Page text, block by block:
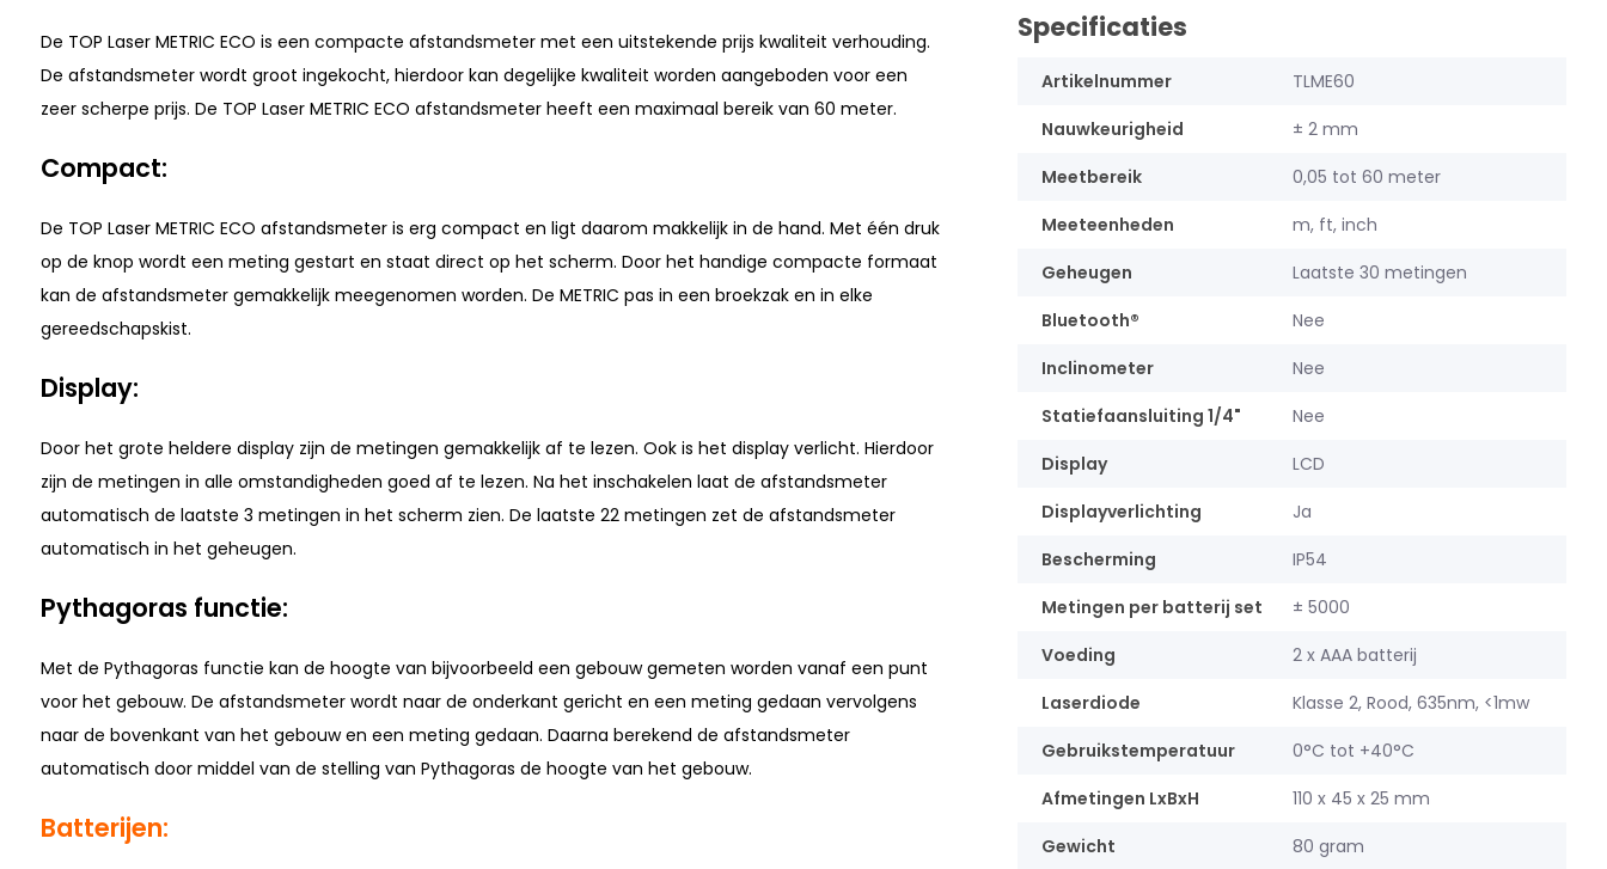
De TOP Laser METRIC ECO is een compacte afstandsmeter met een uitstekende prijs kwaliteit verhouding.
De afstandsmeter wordt groot ingekocht, hierdoor kan degelijke kwaliteit worden aangeboden voor een
zeer scherpe prijs. De TOP Laser METRIC ECO afstandsmeter heeft een maximaal bereik van 60 meter.
Compact:
De TOP Laser METRIC ECO afstandsmeter is erg compact en ligt daarom makkelijk in de hand. Met één druk
op de knop wordt een meting gestart en staat direct op het scherm. Door het handige compacte formaat
kan de afstandsmeter gemakkelijk meegenomen worden. De METRIC pas in een broekzak en in elke
gereedschapskist.
Display:
Door het grote heldere display zijn de metingen gemakkelijk af te lezen. Ook is het display verlicht. Hierdoor
zijn de metingen in alle omstandigheden goed af te lezen. Na het inschakelen laat de afstandsmeter
automatisch de laatste 3 metingen in het scherm zien. De laatste 22 metingen zet de afstandsmeter
automatisch in het geheugen.
Pythagoras functie:
Met de Pythagoras functie kan de hoogte van bijvoorbeeld een gebouw gemeten worden vanaf een punt
voor het gebouw. De afstandsmeter wordt naar de onderkant gericht en een meting gedaan vervolgens
naar de bovenkant van het gebouw en een meting gedaan. Daarna berekend de afstandsmeter
automatisch door middel van de stelling van Pythagoras de hoogte van het gebouw.
Batterijen:
Specificaties
Artikelnummer
TLME60
Nauwkeurigheid
± 2 mm
Meetbereik
0,05 tot 60 meter
Meeteenheden
m, ft, inch
Geheugen
Laatste 30 metingen
Bluetooth®
Nee
Inclinometer
Nee
Statiefaansluiting 1/4"
Nee
Display
LCD
Displayverlichting
Ja
Bescherming
IP54
Metingen per batterij set
± 5000
Voeding
2 x AAA batterij
Laserdiode
Klasse 2, Rood, 635nm, <1mw
Gebruikstemperatuur
0°C tot +40°C
Afmetingen LxBxH
110 x 45 x 25 mm
Gewicht
80 gram